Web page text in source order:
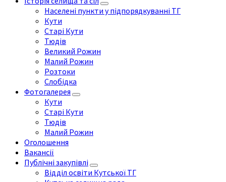
Населені пункти у підпорядкуванні ТГ
Кути
Старі Кути
Тюдів
Великий Рожин
Малий Рожин
Розтоки
Слобідка
Фотогалерея
Кути
Старі Кути
Тюдів
Малий Рожин
Оголошення
Вакансії
Публічні закупівлі
Відділ освіти Кутської ТГ